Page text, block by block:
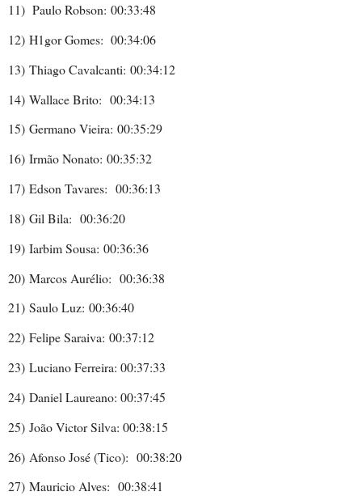
11) Paulo Robson: 00:33:48
12) H1gor Gomes: 00:34:06
13) Thiago Cavalcanti: 00:34:12
14) Wallace Brito: 00:34:13
15) Germano Vieira: 00:35:29
16) Irmão Nonato: 00:35:32
17) Edson Tavares: 00:36:13
18) Gil Bila: 00:36:20
19) Iarbim Sousa: 00:36:36
20) Marcos Aurélio: 00:36:38
21) Saulo Luz: 00:36:40
22) Felipe Saraiva: 00:37:12
23) Luciano Ferreira: 00:37:33
24) Daniel Laureano: 00:37:45
25) João Victor Silva: 00:38:15
26) Afonso José (Tico): 00:38:20
27) Mauricio Alves: 00:38:41